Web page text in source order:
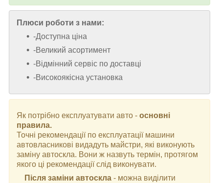
Плюси роботи з нами:
-Доступна ціна
-Великий асортимент
-Відмінний сервіс по доставці
-Високоякісна установка
Як потрібно експлуатувати авто - основні
правила.
Точні рекомендації по експлуатації машини
автовласникові видадуть майстри, які виконують
заміну автоскла. Вони ж назвуть термін, протягом
якого ці рекомендації слід виконувати.
Після заміни автоскла - можна виділити